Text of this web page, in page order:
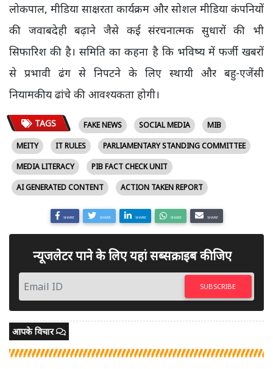
लोकपाल, मीडिया साक्षरता कार्यक्रम और सोशल मीडिया कंपनियों
की जवाबदेही बढ़ाने जैसे कई संरचनात्मक सुधारों की भी
सिफारिश की है। समिति का कहना है कि भविष्य में फर्जी खबरों
से प्रभावी ढंग से निपटने के लिए स्थायी और बहु-एजेंसी
नियामकीय ढांचे की आवश्यकता होगी।
TAGS FAKE NEWS SOCIAL MEDIA
MIB
MEITY
IT RULES
PARLIAMENTARY STANDING COMMITTEE
MEDIA LITERACY
PIB FACT CHECK UNIT
AI GENERATED CONTENT
ACTION TAKEN REPORT
SHARE SHARE SHARE SHARE SHARE
न्यूजलेटर पाने के लिए यहां सब्सक्राइब कीजिए
SUBSCRIBE
आपके विचार